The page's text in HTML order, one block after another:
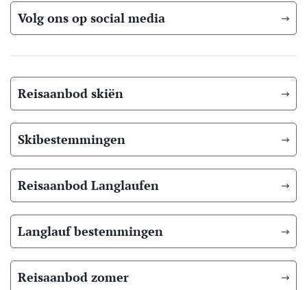
Volg ons op social media
Reisaanbod skiën
Skibestemmingen
Reisaanbod Langlaufen
Langlauf bestemmingen
Reisaanbod zomer